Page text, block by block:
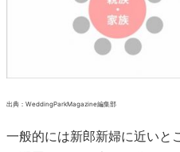
で配置します。夫婦や仲のい
注意したいポイントは、ゲス
ン席が見えない場所があり